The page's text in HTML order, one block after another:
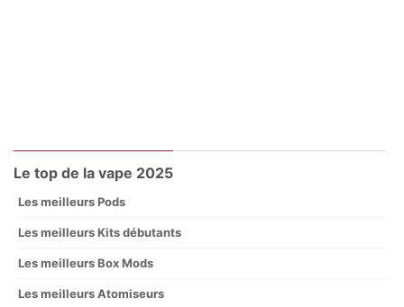
Le top de la vape 2025
Les meilleurs Pods
Les meilleurs Kits débutants
Les meilleurs Box Mods
Les meilleurs Atomiseurs